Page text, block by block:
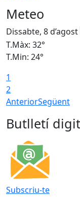
Meteo
Dissabte, 8 d’agost
T.Màx: 32°
T.Min: 24°
1
2
AnteriorSegüent
Butlletí
Subscriu-te